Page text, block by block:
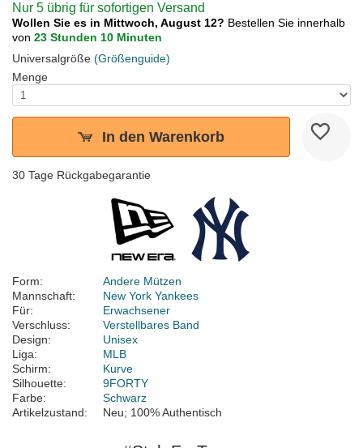
Nur 5 übrig für sofortigen Versand
Wollen Sie es in Mittwoch, August 12? Bestellen Sie innerhalb
von 23 Stunden 10 Minuten
Universalgröße (Größenguide)
Menge
In den Warenkorb
30 Tage Rückgabegarantie
Form:
Andere Mützen
Mannschaft:
New York Yankees
Für:
Erwachsener
Verschluss:
Verstellbares Band
Design:
Unisex
Liga:
MLB
Schirm:
Kurve
Silhouette:
9FORTY
Farbe:
Schwarz
Artikelzustand:
Neu; 100% Authentisch